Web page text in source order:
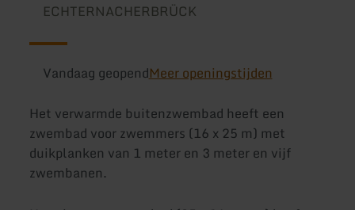
ECHTERNACHERBRÜCK
Vandaag geopendMeer openingstijden
Het verwarmde buitenzwembad heeft een
zwembad voor zwemmers (16 x 25 m) met
duikplanken van 1 meter en 3 meter en vijf
zwembanen.